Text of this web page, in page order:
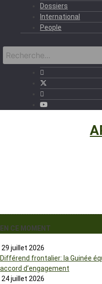
Dossiers
International
People
EN CE MOMENT
29 juillet 2026
Différend frontalier: la Guinée
accord d’engagement
24 juillet 2026